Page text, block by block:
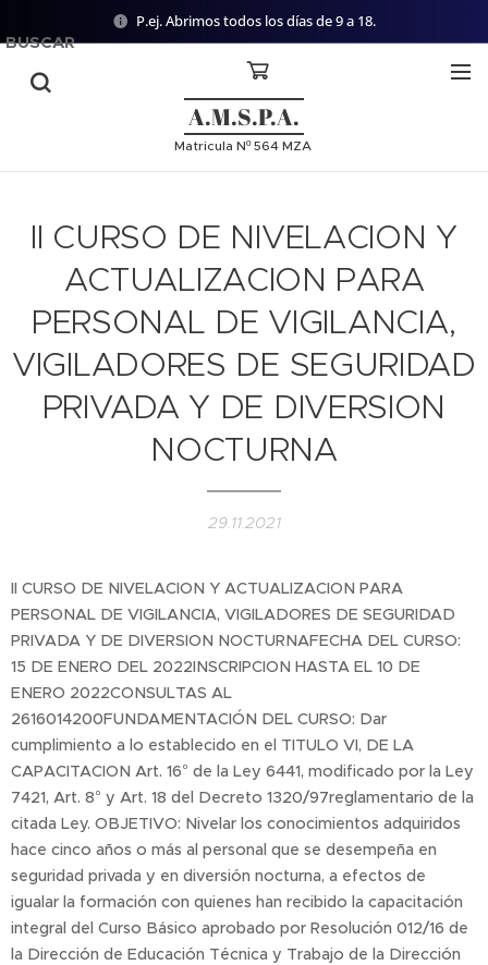
P.ej. Abrimos todos los días de 9 a 18.
A.M.S.P.A.
Matricula Nº 564 MZA
BUSCAR
II CURSO DE NIVELACION Y
ACTUALIZACION PARA
PERSONAL DE VIGILANCIA,
VIGILADORES DE SEGURIDAD
PRIVADA Y DE DIVERSION
NOCTURNA
29.11.2021
II CURSO DE NIVELACION Y ACTUALIZACION PARA
PERSONAL DE VIGILANCIA, VIGILADORES DE SEGURIDAD
PRIVADA Y DE DIVERSION NOCTURNAFECHA DEL CURSO:
15 DE ENERO DEL 2022INSCRIPCION HASTA EL 10 DE
ENERO 2022CONSULTAS AL
2616014200FUNDAMENTACIÓN DEL CURSO: Dar
cumplimiento a lo establecido en el TITULO VI, DE LA
CAPACITACION Art. 16° de la Ley 6441, modificado por la Ley
7421, Art. 8° y Art. 18 del Decreto 1320/97reglamentario de la
citada Ley. OBJETIVO: Nivelar los conocimientos adquiridos
hace cinco años o más al personal que se desempeña en
seguridad privada y en diversión nocturna, a efectos de
igualar la formación con quienes han recibido la capacitación
integral del Curso Básico aprobado por Resolución 012/16 de
la Dirección de Educación Técnica y Trabajo de la Dirección